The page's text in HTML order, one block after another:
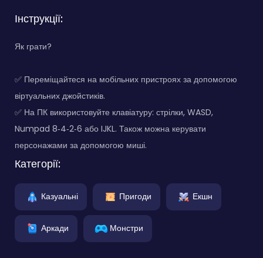
Інструкції:
Як грати?
✅ Переміщайтеся на мобільних пристроях за допомогою
віртуальних джойстиків.
✅ На ПК використовуйте клавіатуру: стрілки, WASD,
Numpad 8‑4‑2‑6 або IJKL. Також можна керувати
персонажами за допомогою миші.
Категорії:
Казуальні Пригоди Екшн
Аркади Монстри